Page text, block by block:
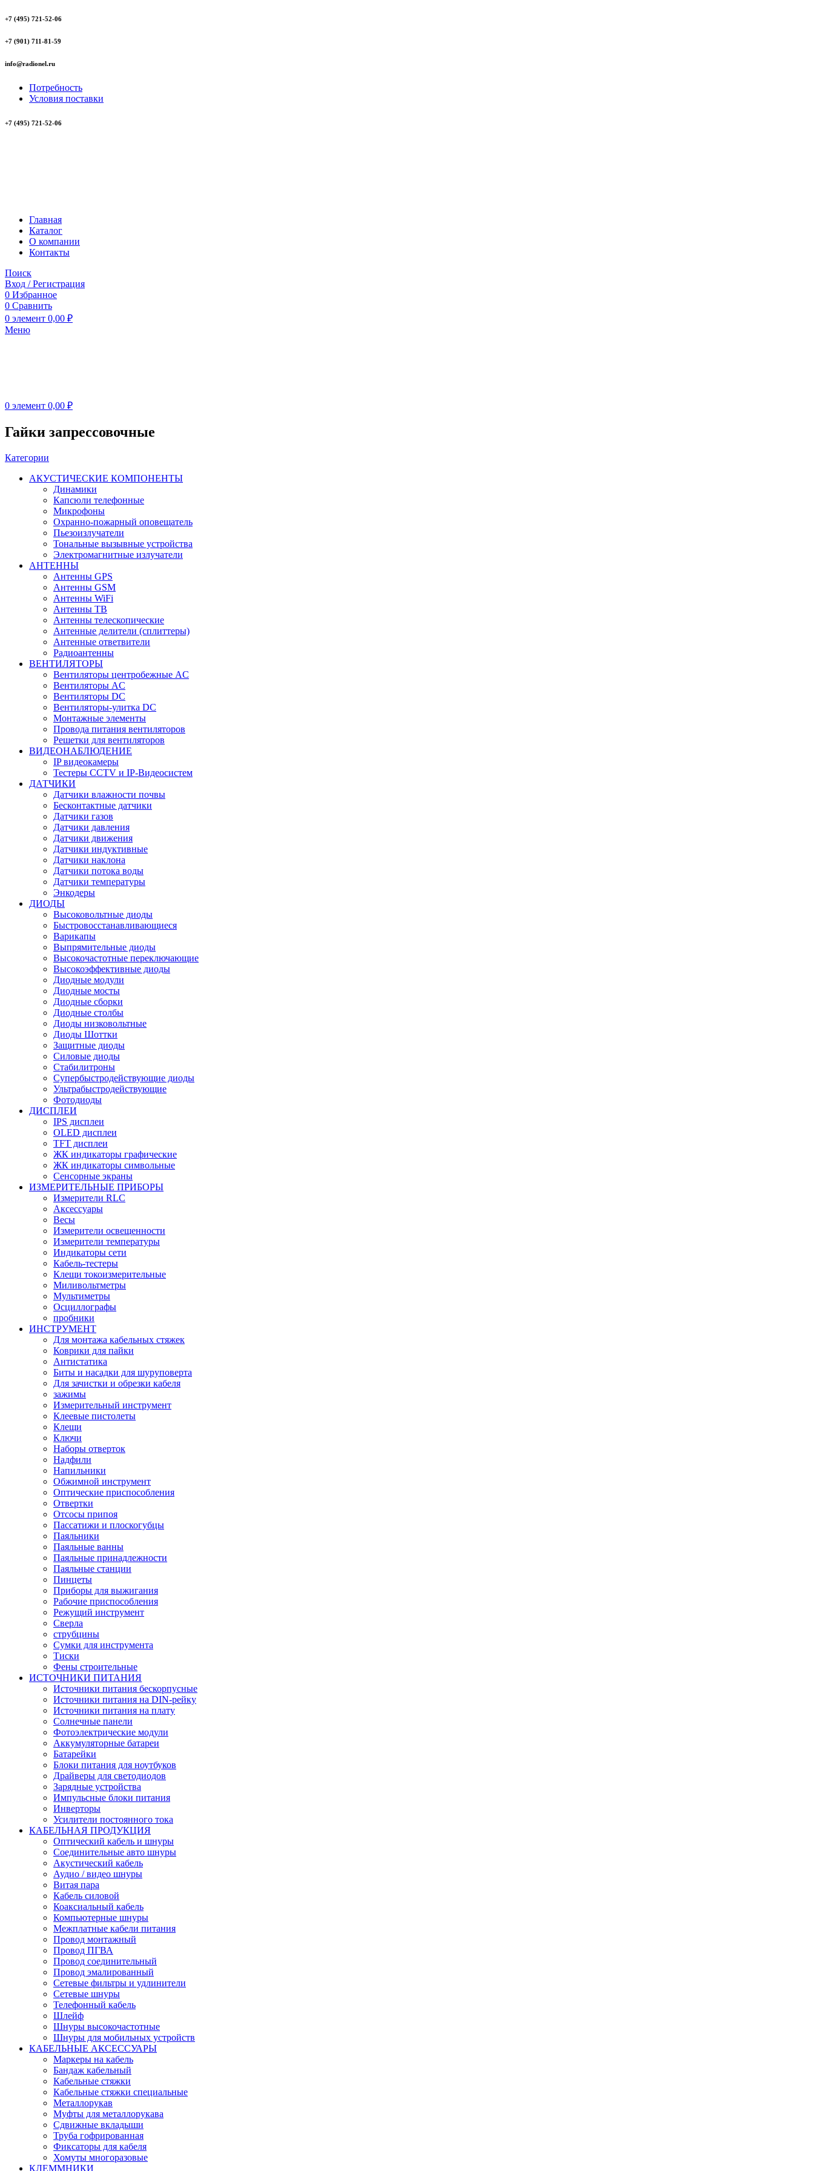
+7 (495) 721-52-06
+7 (901) 711-81-59
info@radionel.ru
Потребность
Условия поставки
+7 (495) 721-52-06
Главная
Каталог
О компании
Контакты
Поиск
Вход / Регистрация
0 Избранное
0 Сравнить
0 элемент 0,00 ₽
Меню
0 элемент 0,00 ₽
Гайки запрессовочные
Категории
АКУСТИЧЕСКИЕ КОМПОНЕНТЫ
Динамики
Капсюли телефонные
Микрофоны
Охранно-пожарный оповещатель
Пьезоизлучатели
Тональные вызывные устройства
Электромагнитные излучатели
АНТЕННЫ
Антенны GPS
Антенны GSM
Антенны WiFi
Антенны ТВ
Антенны телескопические
Антенные делители (сплиттеры)
Антенные ответвители
Радиоантенны
ВЕНТИЛЯТОРЫ
Вентиляторы центробежные AC
Вентиляторы AC
Вентиляторы DC
Вентиляторы-улитка DC
Монтажные элементы
Провода питания вентиляторов
Решетки для вентиляторов
ВИДЕОНАБЛЮДЕНИЕ
IP видеокамеры
Тестеры CCTV и IP-Видеосистем
ДАТЧИКИ
Датчики влажности почвы
Бесконтактные датчики
Датчики газов
Датчики давления
Датчики движения
Датчики индуктивные
Датчики наклона
Датчики потока воды
Датчики температуры
Энкодеры
ДИОДЫ
Высоковольтные диоды
Быстровосстанавливающиеся
Варикапы
Выпрямительные диоды
Высокочастотные переключающие
Высокоэффективные диоды
Диодные модули
Диодные мосты
Диодные сборки
Диодные столбы
Диоды низковольтные
Диоды Шоттки
Защитные диоды
Силовые диоды
Стабилитроны
Супербыстродействующие диоды
Ультрабыстродействующие
Фотодиоды
ДИСПЛЕИ
IPS дисплеи
OLED дисплеи
TFT дисплеи
ЖК индикаторы графические
ЖК индикаторы символьные
Сенсорные экраны
ИЗМЕРИТЕЛЬНЫЕ ПРИБОРЫ
Измерители RLC
Аксессуары
Весы
Измерители освещенности
Измерители температуры
Индикаторы сети
Кабель-тестеры
Клещи токоизмерительные
Миливольтметры
Мультиметры
Осциллографы
пробники
ИНСТРУМЕНТ
Для монтажа кабельных стяжек
Коврики для пайки
Антистатика
Биты и насадки для шуруповерта
Для зачистки и обрезки кабеля
зажимы
Измерительный инструмент
Клеевые пистолеты
Клещи
Ключи
Наборы отверток
Надфили
Напильники
Обжимной инструмент
Оптические приспособления
Отвертки
Отсосы припоя
Пассатижи и плоскогубцы
Паяльники
Паяльные ванны
Паяльные принадлежности
Паяльные станции
Пинцеты
Приборы для выжигания
Рабочие приспособления
Режущий инструмент
Сверла
струбцины
Сумки для инструмента
Тиски
Фены строительные
ИСТОЧНИКИ ПИТАНИЯ
Источники питания бескорпусные
Источники питания на DIN-рейку
Источники питания на плату
Солнечные панели
Фотоэлектрические модули
Аккумуляторные батареи
Батарейки
Блоки питания для ноутбуков
Драйверы для светодиодов
Зарядные устройства
Импульсные блоки питания
Инверторы
Усилители постоянного тока
КАБЕЛЬНАЯ ПРОДУКЦИЯ
Оптический кабель и шнуры
Соединительные авто шнуры
Акустический кабель
Аудио / видео шнуры
Витая пара
Кабель силовой
Коаксиальный кабель
Компьютерные шнуры
Межплатные кабели питания
Провод монтажный
Провод ПГВА
Провод соединительный
Провод эмалированный
Сетевые фильтры и удлинители
Сетевые шнуры
Телефонный кабель
Шлейф
Шнуры высокочастотные
Шнуры для мобильных устройств
КАБЕЛЬНЫЕ АКСЕССУАРЫ
Маркеры на кабель
Бандаж кабельный
Кабельные стяжки
Кабельные стяжки специальные
Металлорукав
Муфты для металлорукава
Сдвижные вкладыши
Труба гофрированная
Фиксаторы для кабеля
Хомуты многоразовые
КЛЕММНИКИ